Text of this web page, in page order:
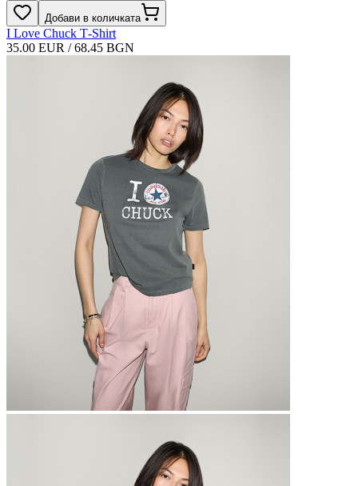
Добави в количката
I Love Chuck T‑Shirt
35.00 EUR / 68.45 BGN